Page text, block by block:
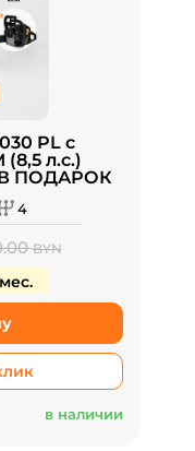
PL с
л.с.)
ПОДАРОК
4
BYN
в наличии